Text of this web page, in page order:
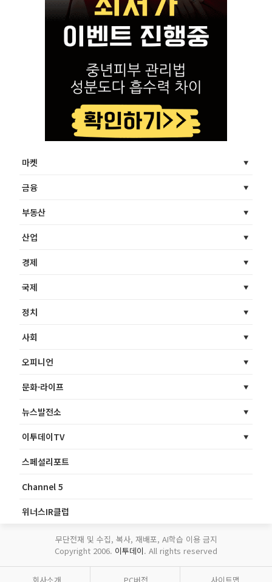
마켓
금융
부동산
산업
경제
국제
정치
사회
오피니언
문화·라이프
뉴스발전소
이투데이TV
스페셜리포트
Channel 5
위너스IR클럽
무단전재 및 수집, 복사, 재배포, AI학습 이용 금지
Copyright 2006. 이투데이. All rights reserved